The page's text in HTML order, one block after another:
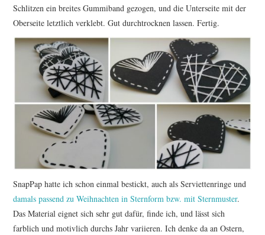
Schlitzen ein breites Gummiband gezogen, und die Unterseite mit der
Oberseite letztlich verklebt. Gut durchtrocknen lassen. Fertig.
SnapPap hatte ich schon einmal bestickt, auch als Serviettenringe und
damals passend zu Weihnachten in Sternform bzw. mit Sternmuster.
Das Material eignet sich sehr gut dafür, finde ich, und lässt sich
farblich und motivlich durchs Jahr variieren. Ich denke da an Ostern,